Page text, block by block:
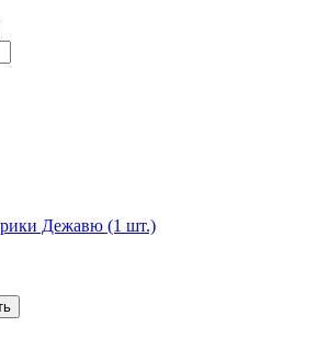
Дежавю (1 шт.)